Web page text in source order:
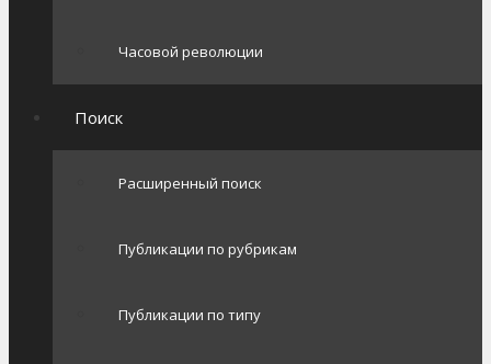
Часовой революции
Поиск
Расширенный поиск
Публикации по рубрикам
Публикации по типу